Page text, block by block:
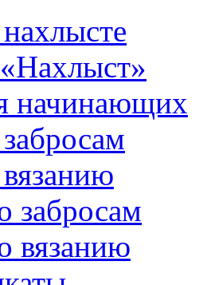
начинающих
забросам
вязанию